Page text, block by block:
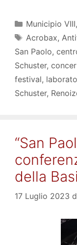
Categorie
Municipio VIII,
Tag
Acrobax,
San Paolo,
Schuster,
festival,
Schuster,
“San
della
17 Luglio 2023